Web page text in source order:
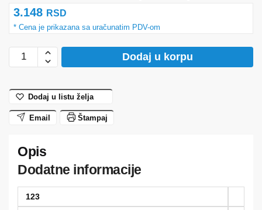
3.148 RSD
Sifon
za
kadu
120(90)x40/50
PVC,
(364786)
VIEGA
Dodaj u korpu
Dodaj u listu želja
Email Štampaj
Dodatne informacije
123